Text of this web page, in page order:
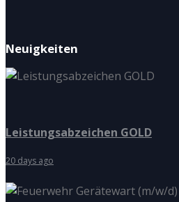
Neuigkeiten
Leistungsabzeichen GOLD
20 days ago